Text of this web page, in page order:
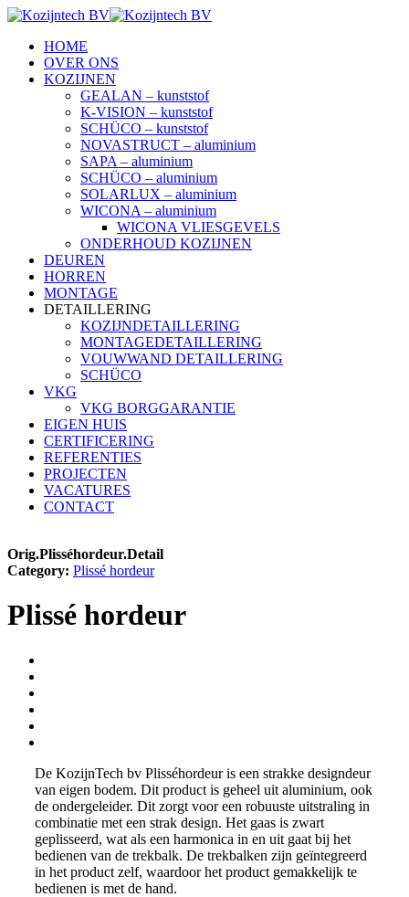
HOME
OVER ONS
KOZIJNEN
GEALAN – kunststof
K-VISION – kunststof
SCHÜCO – kunststof
NOVASTRUCT – aluminium
SAPA – aluminium
SCHÜCO – aluminium
SOLARLUX – aluminium
WICONA – aluminium
WICONA VLIESGEVELS
ONDERHOUD KOZIJNEN
DEUREN
HORREN
MONTAGE
DETAILLERING
KOZIJNDETAILLERING
MONTAGEDETAILLERING
VOUWWAND DETAILLERING
SCHÜCO
VKG
VKG BORGGARANTIE
EIGEN HUIS
CERTIFICERING
REFERENTIES
PROJECTEN
VACATURES
CONTACT
Orig.Plisséhordeur.Detail
Category: Plissé hordeur
Plissé hordeur
De KozijnTech bv Plisséhordeur is een strakke designdeur
van eigen bodem. Dit product is geheel uit aluminium, ook
de ondergeleider. Dit zorgt voor een robuuste uitstraling in
combinatie met een strak design. Het gaas is zwart
geplisseerd, wat als een harmonica in en uit gaat bij het
bedienen van de trekbalk. De trekbalken zijn geïntegreerd
in het product zelf, waardoor het product gemakkelijk te
bedienen is met de hand.